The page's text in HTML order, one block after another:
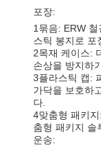
포장:
1묶음: ERW
스틱 봉지로 포
2목재 케이스:
손상을 방지하
3플라스틱 캡:
가닥을 보호하
다.
4맞춤형 패키
춤형 패키지 솔
운송: